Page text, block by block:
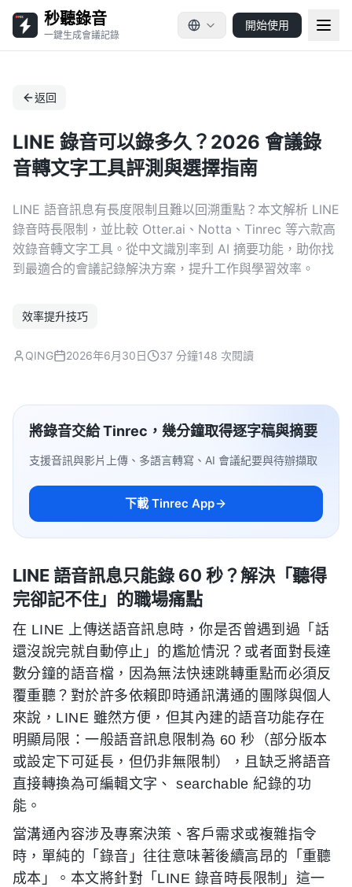
秒聽錄音
一鍵生成會議記錄
開始使用
返回
LINE 錄音可以錄多久？2026 會議錄
音轉文字工具評測與選擇指南
LINE 語音訊息有長度限制且難以回溯重點？本文解析 LINE
錄音時長限制，並比較 Otter.ai、Notta、Tinrec 等六款高
效錄音轉文字工具。從中文識別率到 AI 摘要功能，助你找
到最適合的會議記錄解決方案，提升工作與學習效率。
效率提升技巧
QING 2026年6月30日 37 分鐘148 次閱讀
將錄音交給 Tinrec，幾分鐘取得逐字稿與摘要
支援音訊與影片上傳、多語言轉寫、AI 會議紀要與待辦擷取
下載 Tinrec App
LINE 語音訊息只能錄 60 秒？解決「聽得
完卻記不住」的職場痛點
在 LINE 上傳送語音訊息時，你是否曾遇到過「話
還沒說完就自動停止」的尷尬情況？或者面對長達
數分鐘的語音檔，因為無法快速跳轉重點而必須反
覆重聽？對於許多依賴即時通訊溝通的團隊與個人
來說，LINE 雖然方便，但其內建的語音功能存在
明顯局限：一般語音訊息限制為 60 秒（部分版本
或設定下可延長，但仍非無限制），且缺乏將語音
直接轉換為可編輯文字、 searchable 紀錄的功
能。
當溝通內容涉及專案決策、客戶需求或複雜指令
時，單純的「錄音」往往意味著後續高昂的「重聽
成本」。本文將針對「LINE 錄音時長限制」這一